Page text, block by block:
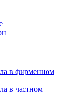
в фирменном
в частном